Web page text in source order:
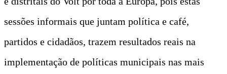
sessões informais que juntam política e café,
partidos e cidadãos, trazem resultados reais na
implementação de políticas municipais nas mais